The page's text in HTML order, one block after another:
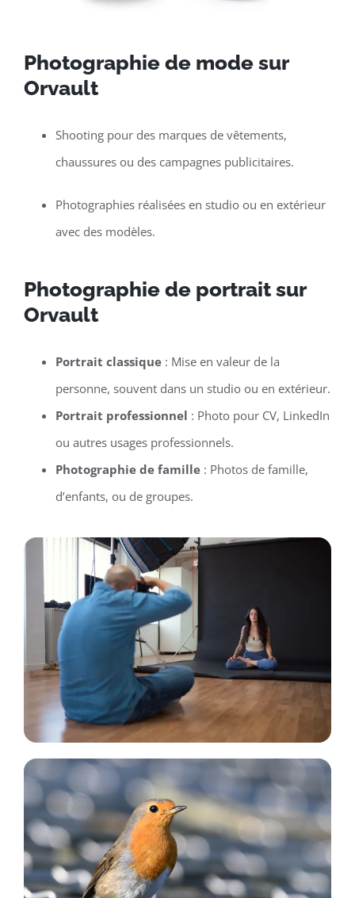
Photographie de mode sur
Orvault
Shooting pour des marques de vêtements,
chaussures ou des campagnes publicitaires.
Photographies réalisées en studio ou en extérieur
avec des modèles.
Photographie de portrait sur
Orvault
Portrait classique: Mise en valeur de la
personne, souvent dans un studio ou en extérieur.
Portrait professionnel : Photo pour CV, LinkedIn
ou autres usages professionnels.
Photographie de famille: Photos de famille,
d’enfants, ou de groupes.